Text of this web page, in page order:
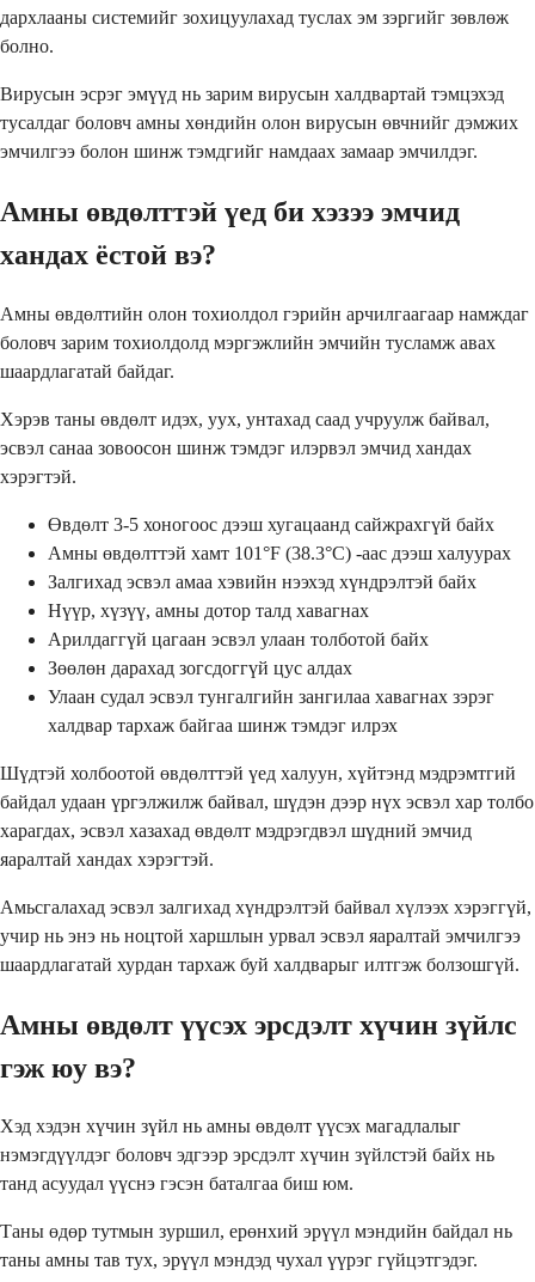
дархлааны системийг зохицуулахад туслах эм зэргийг зөвлөж
болно.
Вирусын эсрэг эмүүд нь зарим вирусын халдвартай тэмцэхэд
тусалдаг боловч амны хөндийн олон вирусын өвчнийг дэмжих
эмчилгээ болон шинж тэмдгийг намдаах замаар эмчилдэг.
Амны өвдөлттэй үед би хэзээ эмчид
хандах ёстой вэ?
Амны өвдөлтийн олон тохиолдол гэрийн арчилгаагаар намждаг
боловч зарим тохиолдолд мэргэжлийн эмчийн тусламж авах
шаардлагатай байдаг.
Хэрэв таны өвдөлт идэх, уух, унтахад саад учруулж байвал,
эсвэл санаа зовоосон шинж тэмдэг илэрвэл эмчид хандах
хэрэгтэй.
Өвдөлт 3-5 хоногоос дээш хугацаанд сайжрахгүй байх
Амны өвдөлттэй хамт 101°F (38.3°C) -аас дээш халуурах
Залгихад эсвэл амаа хэвийн нээхэд хүндрэлтэй байх
Нүүр, хүзүү, амны дотор талд хавагнах
Арилдаггүй цагаан эсвэл улаан толботой байх
Зөөлөн дарахад зогсдоггүй цус алдах
Улаан судал эсвэл тунгалгийн зангилаа хавагнах зэрэг
халдвар тархаж байгаа шинж тэмдэг илрэх
Шүдтэй холбоотой өвдөлттэй үед халуун, хүйтэнд мэдрэмтгий
байдал удаан үргэлжилж байвал, шүдэн дээр нүх эсвэл хар толбо
харагдах, эсвэл хазахад өвдөлт мэдрэгдвэл шүдний эмчид
яаралтай хандах хэрэгтэй.
Амьсгалахад эсвэл залгихад хүндрэлтэй байвал хүлээх хэрэггүй,
учир нь энэ нь ноцтой харшлын урвал эсвэл яаралтай эмчилгээ
шаардлагатай хурдан тархаж буй халдварыг илтгэж болзошгүй.
Амны өвдөлт үүсэх эрсдэлт хүчин зүйлс
гэж юу вэ?
Хэд хэдэн хүчин зүйл нь амны өвдөлт үүсэх магадлалыг
нэмэгдүүлдэг боловч эдгээр эрсдэлт хүчин зүйлстэй байх нь
танд асуудал үүснэ гэсэн баталгаа биш юм.
Таны өдөр тутмын зуршил, ерөнхий эрүүл мэндийн байдал нь
таны амны тав тух, эрүүл мэндэд чухал үүрэг гүйцэтгэдэг.